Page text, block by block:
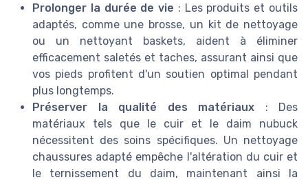
Prolonger la durée de vie : Les produits et outils
adaptés, comme une brosse, un kit de nettoyage
ou un nettoyant baskets, aident à éliminer
efficacement saletés et taches, assurant ainsi que
vos pieds profitent d'un soutien optimal pendant
plus longtemps.
Préserver la qualité des matériaux : Des
matériaux tels que le cuir et le daim nubuck
nécessitent des soins spécifiques. Un nettoyage
chaussures adapté empêche l'altération du cuir et
le ternissement du daim, maintenant ainsi la